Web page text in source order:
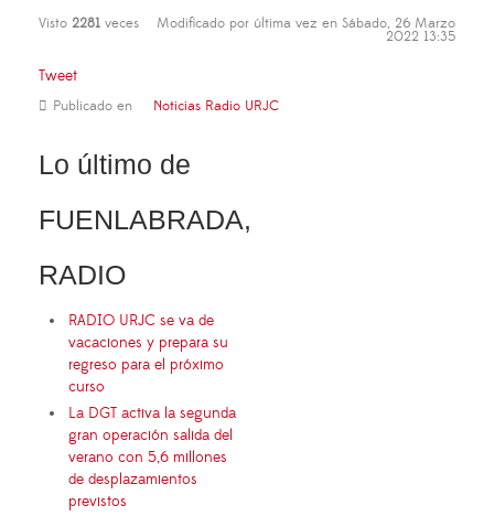
Visto 2281 veces Modificado por última vez en Sábado, 26 Marzo
2022 13:35
Tweet
Publicado en Noticias Radio URJC
Lo último de
FUENLABRADA,
RADIO
RADIO URJC se va de
vacaciones y prepara su
regreso para el próximo
curso
La DGT activa la segunda
gran operación salida del
verano con 5,6 millones
de desplazamientos
previstos